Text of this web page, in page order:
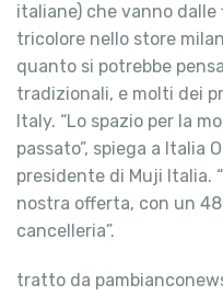
italiane) che vanno dalle
tricolore nello store
quanto si potrebbe
tradizionali, e molti dei
Italy. “Lo spazio per la
passato”, spiega a Italia
presidente di Muji Italia.
nostra offerta, con un
cancelleria”.
tratto da